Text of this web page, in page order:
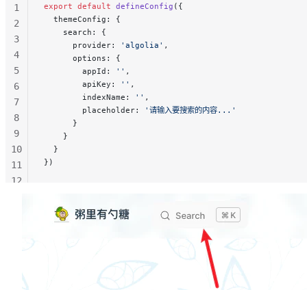
export default defineConfig ({
  themeConfig: {
    search: {
      provider:
'algolia' ,
      options: {
        appId:
'' ,
        apiKey:
'' ,
        indexName:
'' ,
        placeholder:
'请输入要搜索的内容...'
      }
    }
  }
})
1
2
3
4
5
6
7
8
9
10
11
12